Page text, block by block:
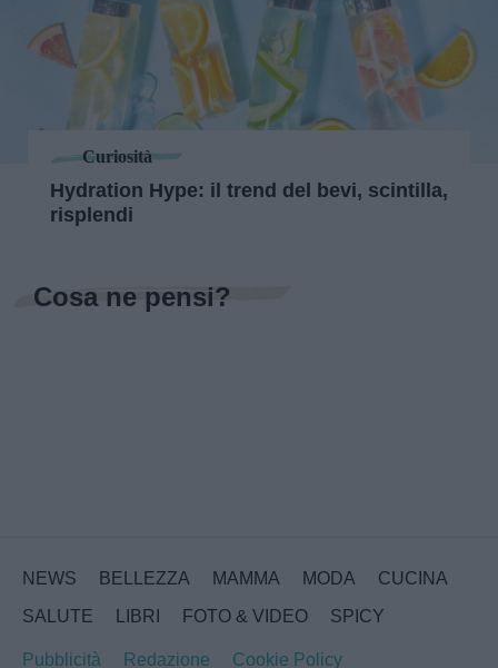
Curiosità
Hydration Hype: il trend del bevi, scintilla,
risplendi
Cosa ne pensi?
NEWS BELLEZZA MAMMA MODA
CUCINA
SALUTE
LIBRI FOTO & VIDEO SPICY
Pubblicità Redazione Cookie Policy